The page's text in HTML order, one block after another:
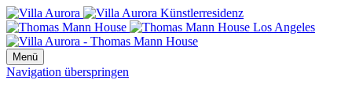
Menü
Navigation überspringen